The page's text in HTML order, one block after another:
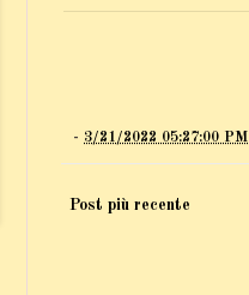
- 3/21/2022 05:27:00 PM
Post più recente